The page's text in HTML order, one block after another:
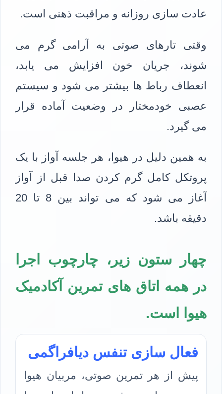
عادت سازی روزانه و مراقبت ذهنی است.
وقتی تارهای صوتی به آرامی گرم می
شوند، جریان خون افزایش می یابد،
انعطاف رباط ها بیشتر می شود و سیستم
عصبی خودمختار در وضعیت آماده قرار
می گیرد.
به همین دلیل در هیوا، هر جلسه آواز با یک
پروتکل کامل گرم کردن صدا قبل از آواز
آغاز می شود که می تواند بین 8 تا 20
دقیقه باشد.
چهار ستون زیر، چارچوب اجرا
در همه اتاق های تمرین آکادمیک
هیوا است.
فعال سازی تنفس دیافراگمی
پیش از هر تمرین صوتی، مربیان هیوا